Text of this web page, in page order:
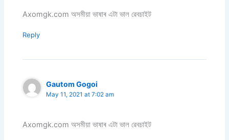
Axomgk.com অসমীয়া ভাষাৰ এটা ভাল ৱেবচাইট
Reply
Gautom Gogoi
May 11, 2021 at 7:02 am
Axomgk.com অসমীয়া ভাষাৰ এটা ভাল ৱেবচাইট